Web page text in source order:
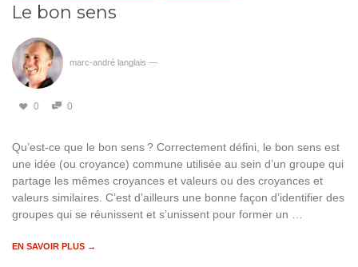
Le bon sens
marc-andré langlais —
0 0
Qu’est-ce que le bon sens ? Correctement défini, le bon sens est
une idée (ou croyance) commune utilisée au sein d’un groupe qui
partage les mêmes croyances et valeurs ou des croyances et
valeurs similaires. C’est d’ailleurs une bonne façon d’identifier des
groupes qui se réunissent et s’unissent pour former un …
EN SAVOIR PLUS →